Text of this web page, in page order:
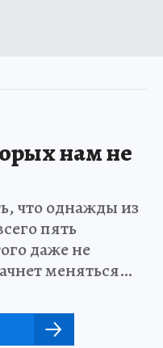
нам не
что однажды из
пять
даже не
меняться…